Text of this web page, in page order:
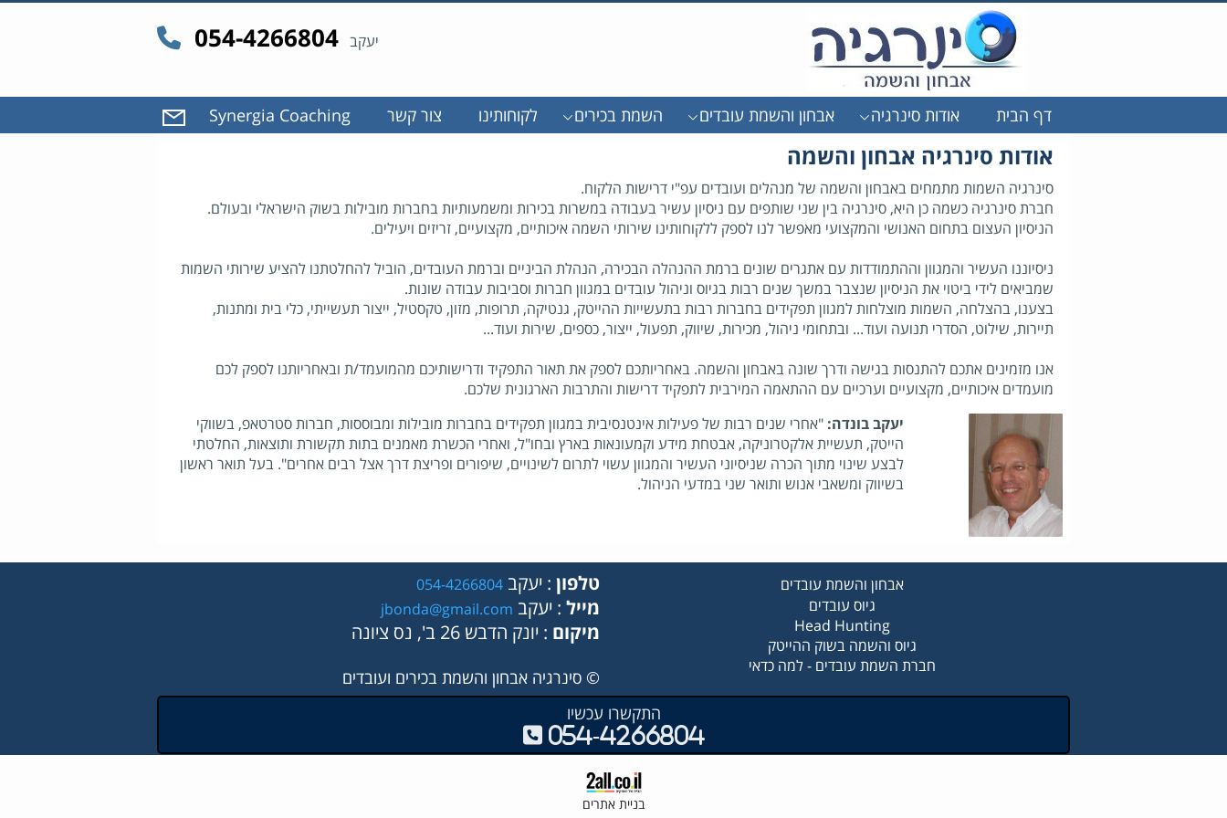
יעקב 054-4266804
דף הבית אודות סינרגיה אבחון והשמת עובדים השמת בכירים לקוחותינו צור קשר Synergia Coaching
אודות סינרגיה אבחון והשמה
סינרגיה השמות מתמחים באבחון והשמה של מנהלים ועובדים עפ"י דרישות הלקוח.
חברת סינרגיה כשמה כן היא, סינרגיה בין שני שותפים עם ניסיון עשיר בעבודה במשרות בכירות ומשמעותיות בחברות מובילות בשוק הישראלי ובעולם.
הניסיון העצום בתחום האנושי והמקצועי מאפשר לנו לספק ללקוחותינו שירותי השמה איכותיים, מקצועיים, זריזים ויעילים.
ניסיוננו העשיר והמגוון וההתמודדות עם אתגרים שונים ברמת ההנהלה הבכירה, הנהלת הביניים וברמת העובדים, הוביל להחלטתנו להציע שירותי השמות
שמביאים לידי ביטוי את הניסיון שנצבר במשך שנים רבות בגיוס וניהול עובדים במגוון חברות וסביבות עבודה שונות.
בצענו, בהצלחה, השמות מוצלחות למגוון תפקידים בחברות רבות בתעשייות ההייטק, גנטיקה, תרופות, מזון, טקסטיל, ייצור תעשייתי, כלי בית ומתנות,
תיירות, שילוט, הסדרי תנועה ועוד... ובתחומי ניהול, מכירות, שיווק, תפעול, ייצור, כספים, שירות ועוד...
אנו מזמינים אתכם להתנסות בגישה ודרך שונה באבחון והשמה. באחריותכם לספק את תאור התפקיד ודרישותיכם מהמועמד/ת ובאחריותנו לספק לכם
מועמדים איכותיים, מקצועיים וערכיים עם ההתאמה המירבית לתפקיד דרישות והתרבות הארגונית שלכם.
יעקב בונדה: "אחרי שנים רבות של פעילות אינטנסיבית במגוון תפקידים בחברות מובילות ומבוססות, חברות סטרטאפ, בשווקי
הייטק, תעשיית אלקטרוניקה, אבטחת מידע וקמעונאות בארץ ובחו"ל, ואחרי הכשרת מאמנים בתות תקשורת ותוצאות, החלטתי
לבצע שינוי מתוך הכרה שניסיוני העשיר והמגוון עשוי לתרום לשינויים, שיפורים ופריצת דרך אצל רבים אחרים". בעל תואר ראשון
בשיווק ומשאבי אנוש ותואר שני במדעי הניהול.
אבחון והשמת עובדים
גיוס עובדים
Head Hunting
גיוס והשמה בשוק ההייטק
חברת השמת עובדים - למה כדאי
טלפון : יעקב 054-4266804
מייל : יעקב jbonda@gmail.com
מיקום : יונק הדבש 26 ב', נס ציונה
© סינרגיה אבחון והשמת בכירים ועובדים
התקשרו עכשיו
054-4266804
בניית אתרים